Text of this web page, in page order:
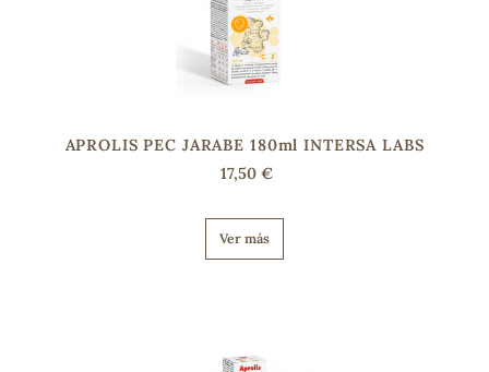
APROLIS PEC JARABE 180ml INTERSA LABS
17,50 €
Ver más